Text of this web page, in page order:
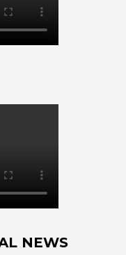
NEWS